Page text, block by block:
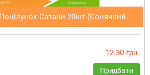
Сатани 20шт (Сонячний...
12.30 грн.
Придбати